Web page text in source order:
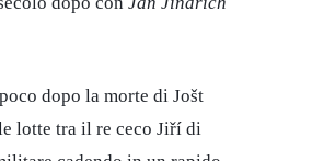
dopo la morte di Jošt
lotte tra il re ceco Jiří di